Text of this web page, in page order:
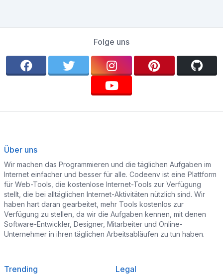
Folge uns
Über uns
Wir machen das Programmieren und die täglichen Aufgaben im
Internet einfacher und besser für alle. Codeenv ist eine Plattform
für Web-Tools, die kostenlose Internet-Tools zur Verfügung
stellt, die bei alltäglichen Internet-Aktivitäten nützlich sind. Wir
haben hart daran gearbeitet, mehr Tools kostenlos zur
Verfügung zu stellen, da wir die Aufgaben kennen, mit denen
Software-Entwickler, Designer, Mitarbeiter und Online-
Unternehmer in ihren täglichen Arbeitsabläufen zu tun haben.
Trending Legal